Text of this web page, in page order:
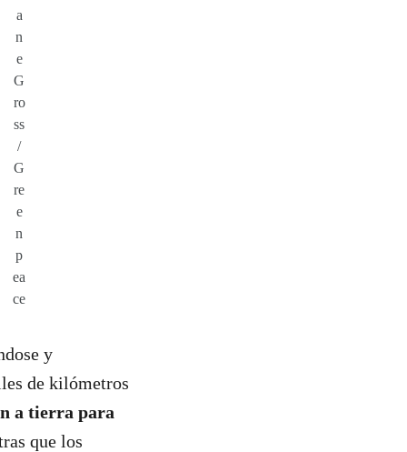
a
n
e
G
ro
ss
/
G
re
e
n
p
ea
ce
y
de kilómetros
a tierra para
que los